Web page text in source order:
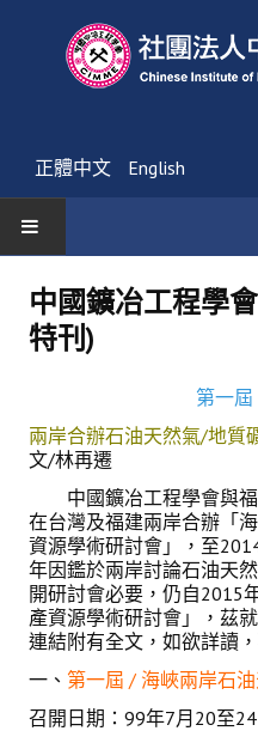
正體中文 English
首頁
最新消息
友會消息
學會簡介
理事長的話
學會會史
學會會歌
學會會址沿革
中國鑛冶工程學
特刊)
第一屆
兩岸合辦石油天然氣/地質
文/林再遷
中國鑛冶工程學會與福
在台灣及福建兩岸合辦「
資源學術研討會」，至
年因鑑於兩岸討論石油天
開研討會必要，仍自2015
產資源學術研討會」，茲
連結附有全文，如欲詳讀
一、 第一屆 / 海峽兩岸石
召開日期：99年7月20至24